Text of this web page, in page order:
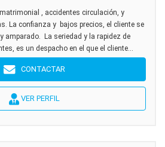
, accidentes circulación, y
La confianza y bajos precios, el cliente se
amparado. La seriedad y la rapidez de
es un despacho en el que el cliente...
CONTACTAR
VER PERFIL